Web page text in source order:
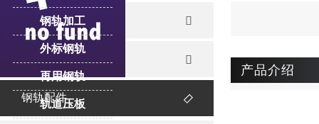
产品介绍
起重轨 
再用钢轨 
钢轨配件 
钢轨加工
外标钢轨
再用钢轨
轨道压板